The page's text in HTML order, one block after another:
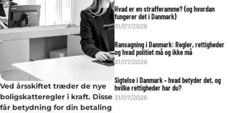
Hvad er en strafferamme? (og hvordan
fungerer det i Danmark)
31/07/2026
Ransagning i Danmark: Regler, rettigheder
og hvad politiet må og ikke må
31/07/2026
Sigtelse i Danmark – hvad betyder det, og
hvilke rettigheder har du?
31/07/2026
Ved årsskiftet træder de nye
boligskatteregler i kraft. Disse
får betydning for din betaling